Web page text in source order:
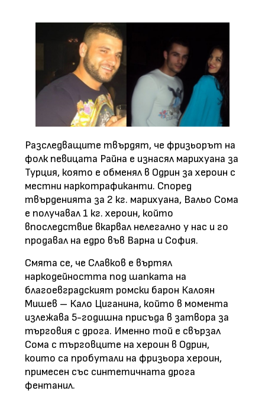
Разследващите твърдят, че фризьорът на
фолк певицата Райна е изнасял марихуана за
Турция, която е обменял в Одрин за хероин с
местни наркотрафиканти. Според
твърденията за 2 кг. марихуана, Вальо Сома
е получавал 1 кг. хероин, който
впоследствие вкарвал нелегално у нас и го
продавал на едро във Варна и София.
Смята се, че Славков е въртял
наркодейността под шапката на
благоевградският ромски барон Калоян
Мишев – Кало Циганина, който в момента
излежава 5-годишна присъда в затвора за
търговия с дрога. Именно той е свързал
Сома с търговците на хероин в Одрин,
които са пробутали на фризьора хероин,
примесен със синтетичната дрога
фентанил.